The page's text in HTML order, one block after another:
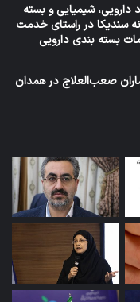
دارویی، شیمیایی و بسته
سندیکا در راستای خدمت
بسته بندی دارویی
صعب‌العلاج در همدان